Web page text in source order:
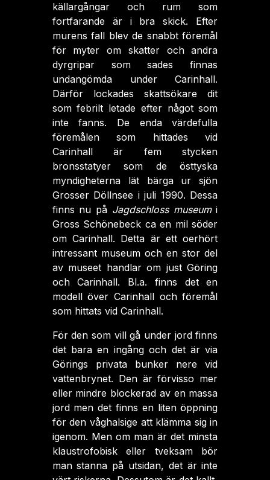
källargångar och rum som
fortfarande är i bra skick. Efter
murens fall blev de snabbt föremål
för myter om skatter och andra
dyrgripar som sades finnas
undangömda under Carinhall.
Därför lockades skattsökare dit
som febrilt letade efter något som
inte fanns. De enda värdefulla
föremålen som hittades vid
Carinhall är fem stycken
bronsstatyer som de östtyska
myndigheterna lät bärga ur sjön
Grosser Döllnsee i juli 1990. Dessa
finns nu på Jagdschloss museumi
Gross Schönebeck ca en mil söder
om Carinhall. Detta är ett oerhört
intressant museum och en stor del
av museet handlar om just Göring
och Carinhall. Bl.a. finns det en
modell över Carinhall och föremål
som hittats vid Carinhall.
För den som vill gå under jord finns
det bara en ingång och det är via
Görings privata bunker nere vid
vattenbrynet. Den är förvisso mer
eller mindre blockerad av en massa
jord men det finns en liten öppning
för den våghalsige att klämma sig in
igenom. Men om man är det minsta
klaustrofobisk eller tveksam bör
man stanna på utsidan, det är inte